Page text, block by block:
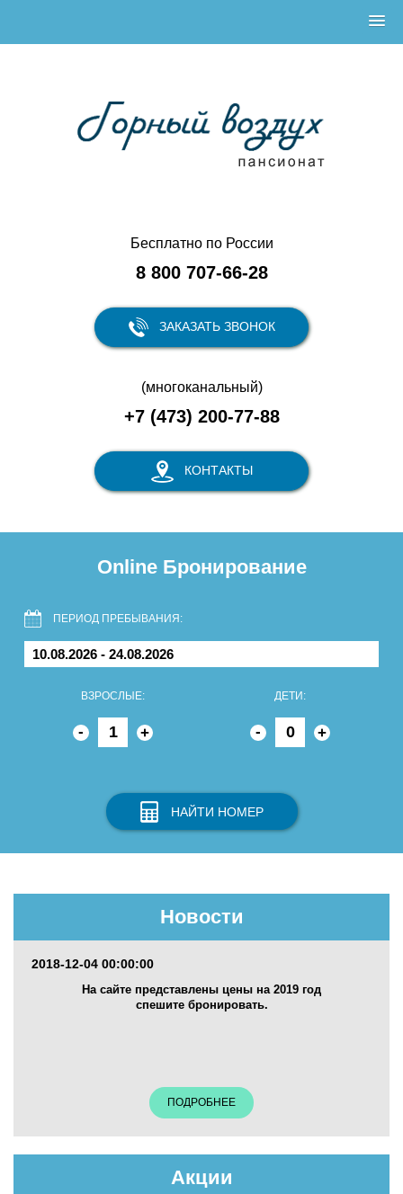
Бесплатно по России
8 800 707-66-28
ЗАКАЗАТЬ ЗВОНОК
(многоканальный)
+7 (473) 200-77-88
КОНТАКТЫ
Online Бронирование
ПЕРИОД ПРЕБЫВАНИЯ:
ВЗРОСЛЫЕ:
- +
ДЕТИ:
- +
НАЙТИ НОМЕР
Новости
2018-12-04 00:00:00
На сайте представлены цены на 2019 год
спешите бронировать.
ПОДРОБНЕЕ
Акции